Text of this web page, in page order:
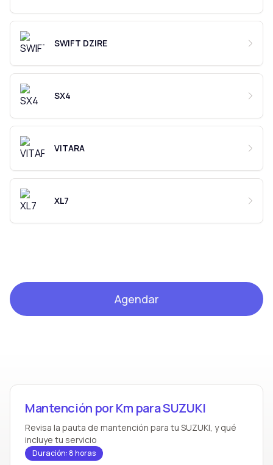
SWIFT DZIRE
SX4
VITARA
XL7
Agendar
Mantención por Km para SUZUKI
Revisa la pauta de mantención para tu SUZUKI, y qué
incluye tu servicio
Duración: 8 horas